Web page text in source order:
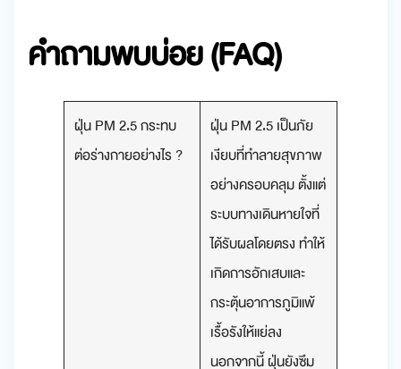
คำถามพบบ่อย (FAQ)
ฝุ่น PM 2.5 กระทบ
ต่อร่างกายอย่างไร ?
ฝุ่น PM 2.5 เป็นภัย
เงียบที่ทำลายสุขภาพ
อย่างครอบคลุม ตั้งแต่
ระบบทางเดินหายใจที่
ได้รับผลโดยตรง ทำให้
เกิดการอักเสบและ
กระตุ้นอาการภูมิแพ้
เรื้อรังให้แย่ลง
นอกจากนี้ ฝุ่นยังซึม